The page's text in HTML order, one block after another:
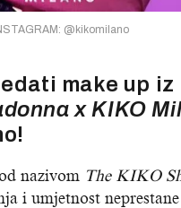
@kikomilano
make up iz
x KIKO
nazivom The KIKO
i umjetnost neprestane